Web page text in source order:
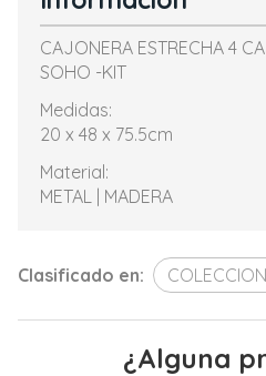
CAJONERA ESTRECHA 4
SOHO -KIT
Medidas:
20 x 48 x 75.5cm
Material:
METAL | MADERA
Clasificado en:
¿Alguna